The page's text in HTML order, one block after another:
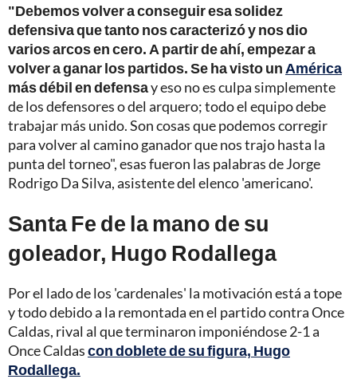
"Debemos volver a conseguir esa solidez
defensiva que tanto nos caracterizó y nos dio
varios arcos en cero. A partir de ahí, empezar a
volver a ganar los partidos. Se ha visto un América
más débil en defensay eso no es culpa simplemente
de los defensores o del arquero; todo el equipo debe
trabajar más unido. Son cosas que podemos corregir
para volver al camino ganador que nos trajo hasta la
punta del torneo", esas fueron las palabras de Jorge
Rodrigo Da Silva, asistente del elenco 'americano'.
Santa Fe de la mano de su
goleador, Hugo Rodallega
Por el lado de los 'cardenales' la motivación está a tope
y todo debido a la remontada en el partido contra Once
Caldas, rival al que terminaron imponiéndose 2-1 a
Once Caldascon doblete de su figura, Hugo
Rodallega.